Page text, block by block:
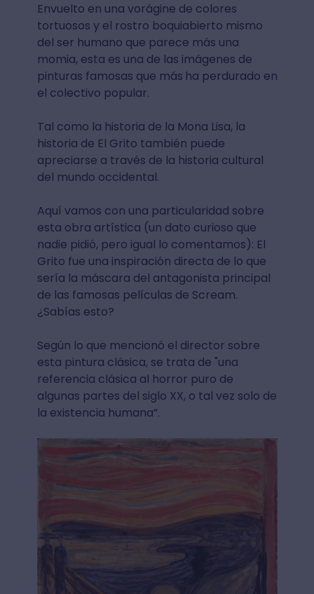
Envuelto en una vorágine de colores
tortuosos y el rostro boquiabierto mismo
del ser humano que parece más una
momia, esta es una de las imágenes de
pinturas famosas que más ha perdurado en
el colectivo popular.
Tal como la historia de la Mona Lisa, la
historia de El Grito también puede
apreciarse a través de la historia cultural
del mundo occidental.
Aquí vamos con una particularidad sobre
esta obra artística (un dato curioso que
nadie pidió, pero igual lo comentamos): El
Grito fue una inspiración directa de lo que
sería la máscara del antagonista principal
de las famosas películas de Scream.
¿Sabías esto?
Según lo que mencionó el director sobre
esta pintura clásica, se trata de "una
referencia clásica al horror puro de
algunas partes del siglo XX, o tal vez solo de
la existencia humana”.